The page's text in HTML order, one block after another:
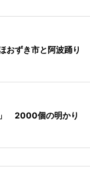
おずき市と阿波踊り
」 2000個の明かり